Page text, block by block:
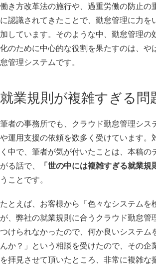
働き方改革法の施行や、過重労働の防止の
に認識されてきたことで、勤怠管理に力を
加しています。そのような中、勤怠管理の
化のために中心的な役割を果たすのは、や
怠管理システムです。
就業規則が複雑すぎる問
筆者の事務所でも、クラウド勤怠管理シス
や運用支援の依頼を数多く受けています。
く中で、筆者が気が付いたことは、本稿の
がる話で、
「世の中には複雑すぎる就業規
うことです。
たとえば、お客様から「色々なシステムを
が、弊社の就業規則に合うクラウド勤怠管
つけられなかったので、何か良いシステム
んか？」という相談を受けたので、その企
を拝見させて頂いたところ、非常に複雑な